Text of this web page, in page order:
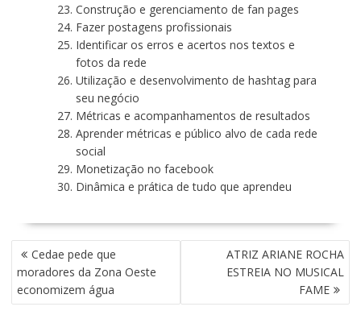
Construção e gerenciamento de fan pages
Fazer postagens profissionais
Identificar os erros e acertos nos textos e
fotos da rede
Utilização e desenvolvimento de hashtag para
seu negócio
Métricas e acompanhamentos de resultados
Aprender métricas e público alvo de cada rede
social
Monetização no facebook
Dinâmica e prática de tudo que aprendeu
N
A
V
E
Cedae pede que
moradores da Zona Oeste
economizem água
ATRIZ ARIANE ROCHA
ESTREIA NO MUSICAL
FAME